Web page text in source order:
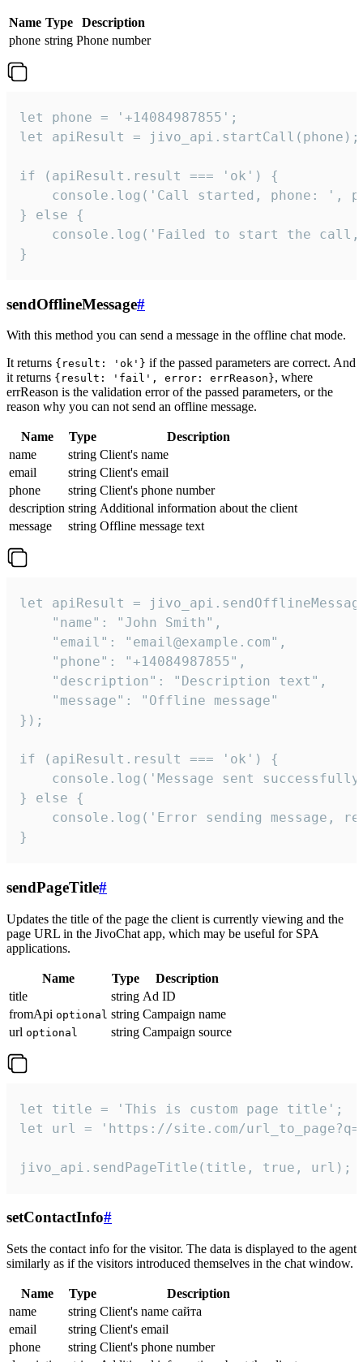
Name Type
Description
phone string Phone number
let phone = '+14084987855';
let apiResult = jivo_api.startCall(phone);
if (apiResult.result === 'ok') {
console.log('Call started, phone: ',
} else {
console.log('Failed to start the
}
sendOfflineMessage#
With this method you can send a message in the offline chat mode.
It returns {result: 'ok'} if the passed parameters are correct. And
it returns {result: 'fail', error: errReason}, where
errReason is the validation error of the passed parameters, or the
reason why you can not send an offline message.
Name Type
Description
name
string Client's name
email
string Client's email
phone
string Client's phone number
description string Additional information about the client
message
string Offline message text
let apiResult =
    "name": "John Smith",
    "email": "email@example.com",
    "phone": "+14084987855",
    "description": "Description text",
    "message": "Offline message"
});
if (apiResult.result === 'ok') {
console.log('Message sent
} else {
console.log('Error sending message,
}
sendPageTitle#
Updates the title of the page the client is currently viewing and the
page URL in the JivoChat app, which may be useful for SPA
applications.
Name Type
Description
title
string Ad ID
fromApi optional string Campaign name
url optional string Campaign source
let title = 'This is custom page title';
let url = 'https://site.com/
jivo_api.sendPageTitle(title, true, url);
setContactInfo#
Sets the contact info for the visitor. The data is displayed to the agent
similarly as if the visitors introduced themselves in the chat window.
Name Type
Description
name
string Client's name сайта
email
string Client's email
phone
string Client's phone number